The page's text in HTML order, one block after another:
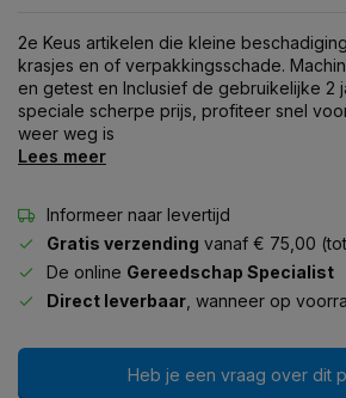
2e Keus artikelen die kleine
krasjes en of verpakkingsschade.
en getest en Inclusief de gebruikelijke 2
speciale scherpe prijs, profiteer snel
weer weg is
Lees meer
Informeer naar levertijd
Gratis verzending vanaf € 75,00
De online Gereedschap Specialist
Direct leverbaar , wanneer op
Heb je een vraag over dit